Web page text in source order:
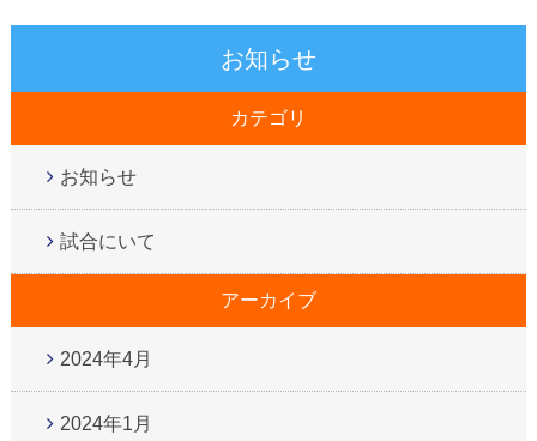
お知らせ
カテゴリ
お知らせ
試合にいて
アーカイブ
2024年4月
2024年1月